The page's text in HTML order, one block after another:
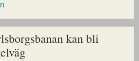
kan bli